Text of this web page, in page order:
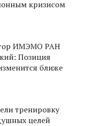
кризисом
ИМЭМО РАН
Позиция
ближе
тренировку
целей